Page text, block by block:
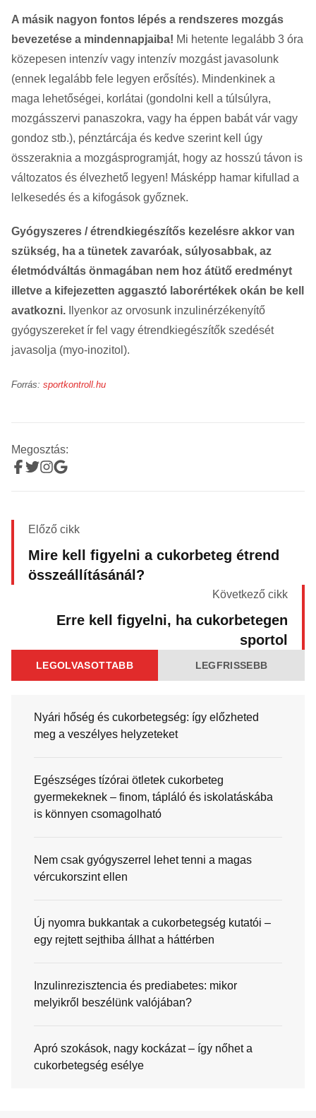
A másik nagyon fontos lépés a rendszeres mozgás
bevezetése a mindennapjaiba! Mi hetente legalább 3 óra
közepesen intenzív vagy intenzív mozgást javasolunk
(ennek legalább fele legyen erősítés). Mindenkinek a
maga lehetőségei, korlátai (gondolni kell a túlsúlyra,
mozgásszervi panaszokra, vagy ha éppen babát vár vagy
gondoz stb.), pénztárcája és kedve szerint kell úgy
összeraknia a mozgásprogramját, hogy az hosszú távon is
változatos és élvezhető legyen! Másképp hamar kifullad a
lelkesedés és a kifogások győznek.
Gyógyszeres / étrendkiegészítős kezelésre akkor van
szükség, ha a tünetek zavaróak, súlyosabbak, az
életmódváltás önmagában nem hoz átütő eredményt
illetve a kifejezetten aggasztó laborértékek okán be kell
avatkozni. Ilyenkor az orvosunk inzulinérzékenyítő
gyógyszereket ír fel vagy étrendkiegészítők szedését
javasolja (myo-inozitol).
Forrás: sportkontroll.hu
Megosztás:
Előző cikk
Mire kell figyelni a cukorbeteg étrend
összeállításánál?
Következő cikk
Erre kell figyelni, ha cukorbetegen
sportol
LEGOLVASOTTABB LEGFRISSEBB
Nyári hőség és cukorbetegség: így előzheted
meg a veszélyes helyzeteket
Egészséges tízórai ötletek cukorbeteg
gyermekeknek – finom, tápláló és iskolatáskába
is könnyen csomagolható
Nem csak gyógyszerrel lehet tenni a magas
vércukorszint ellen
Új nyomra bukkantak a cukorbetegség kutatói –
egy rejtett sejthiba állhat a háttérben
Inzulinrezisztencia és prediabetes: mikor
melyikről beszélünk valójában?
Apró szokások, nagy kockázat – így nőhet a
cukorbetegség esélye